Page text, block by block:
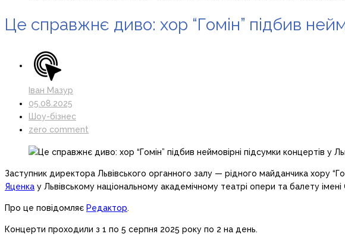
Це справжнє диво: хор “Гомін” підбив
Іван Мазур
05.08.2025
Шоу-бізнес
zero comment
Заступник директора Львівського органного залу — рідного майданчика хору
Яценка у Львівському національному академічному театрі опери та балету імені
Про це повідомляє Редактор.
Концерти проходили з 1 по 5 серпня 2025 року по 2 на день.